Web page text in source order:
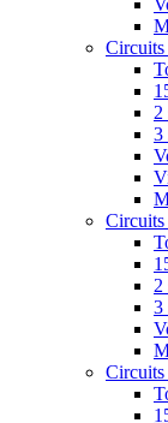
Circuits
2
3
Circuits
2
3
Circuits